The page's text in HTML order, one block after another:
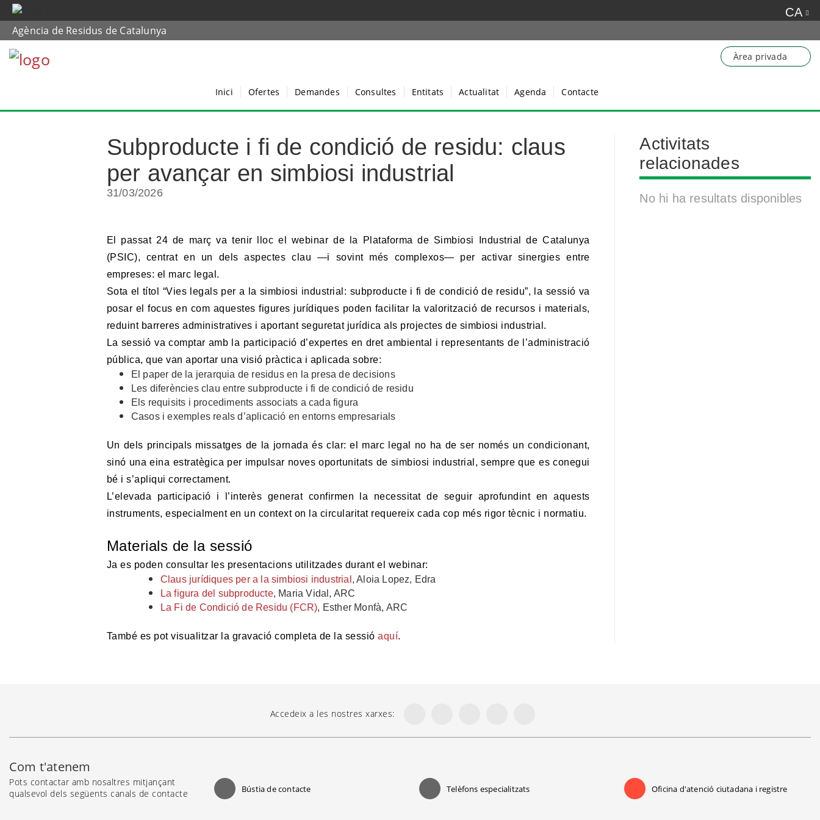
CA
Agència de Residus de Catalunya
Inici Ofertes Demandes Consultes Entitats Actualitat Agenda Contacte
Àrea privada
Subproducte i fi de condició de residu: claus
per avançar en simbiosi industrial
31/03/2026
El passat 24 de març va tenir lloc el webinar de la Plataforma de Simbiosi Industrial de Catalunya
(PSIC), centrat en un dels aspectes clau —i sovint més complexos— per activar sinergies entre
empreses: el marc legal.
Sota el títol “Vies legals per a la simbiosi industrial: subproducte i fi de condició de residu”, la sessió va
posar el focus en com aquestes figures jurídiques poden facilitar la valorització de recursos i materials,
reduint barreres administratives i aportant seguretat jurídica als projectes de simbiosi industrial.
La sessió va comptar amb la participació d’expertes en dret ambiental i representants de l’administració
pública, que van aportar una visió pràctica i aplicada sobre:
El paper de la jerarquia de residus en la presa de decisions
Les diferències clau entre subproducte i fi de condició de residu
Els requisits i procediments associats a cada figura
Casos i exemples reals d’aplicació en entorns empresarials
Un dels principals missatges de la jornada és clar: el marc legal no ha de ser només un condicionant,
sinó una eina estratègica per impulsar noves oportunitats de simbiosi industrial, sempre que es conegui
bé i s’apliqui correctament.
L’elevada participació i l’interès generat confirmen la necessitat de seguir aprofundint en aquests
instruments, especialment en un context on la circularitat requereix cada cop més rigor tècnic i normatiu.
Materials de la sessió
Ja es poden consultar les presentacions utilitzades durant el webinar:
Claus jurídiques per a la simbiosi industrial , Aloia Lopez, Edra
La figura del subproducte, Maria Vidal, ARC
La Fi de Condició de Residu (FCR), Esther Monfà, ARC
També es pot visualitzar la gravació completa de la sessióaquí.
Activitats
relacionades
No hi ha resultats disponibles
Accedeix a les nostres xarxes:
Com t'atenem
Pots contactar amb nosaltres mitjançant
qualsevol dels següents canals de contacte
Bústia de contacte Telèfons especialitzats Oficina d'atenció ciutadana i registre